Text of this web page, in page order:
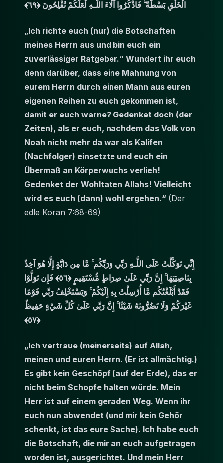
الْخَلْقِ بَسْطَةً ۖ فَاذْكُرُوا آلَاءَ اللَّـهِ لَعَلَّكُمْ تُفْلِحُونَ ﴿٦٩﴾
„Ich richte euch (nur) die Botschaften
meines Herrn aus und bin euch ein
zuverlässiger Ratgeber.“ Wundert ihr euch
denn darüber, dass eine Mahnung von
eurem Herrn durch einen Mann aus euren
eigenen Reihen zu euch gekommen ist,
damit er euch warne? Gedenket doch (der
Zeiten), als er euch, nachdem das Volk von
Noah nicht mehr da war als Kalifen
(Nachfolger) einsetzte und euch ein
Übermaß an Körperwuchs verlieh!
Gedenket der Wohltaten Allahs! Vielleicht
wird es euch (dann) wohl ergehen.“ (Der
edle Koran 7:68-69)
إِنِّي تَوَكَّلْتُ عَلَى اللَّـهِ رَبِّي وَرَبِّكُم ۚ مَّا مِن دَابَّةٍ إِلَّا هُوَ آخِذٌ
بِنَاصِيَتِهَا ۚ إِنَّ رَبِّي عَلَىٰ صِرَاطٍ مُّسْتَقِيمٍ ﴿٥٦﴾ فَإِن تَوَلَّوْا
فَقَدْ أَبْلَغْتُكُم مَّا أُرْسِلْتُ بِهِ إِلَيْكُمْ ۚ وَيَسْتَخْلِفُ رَبِّي قَوْمًا
غَيْرَكُمْ وَلَا تَضُرُّونَهُ شَيْئًا ۚ إِنَّ رَبِّي عَلَىٰ كُلِّ شَيْءٍ حَفِيظٌ
﴿٥٧﴾
„Ich vertraue (meinerseits) auf Allah,
meinen und euren Herrn. (Er ist allmächtig.)
Es gibt kein Geschöpf (auf der Erde), das er
nicht beim Schopfe halten würde. Mein
Herr ist auf einem geraden Weg. Wenn ihr
euch nun abwendet (und mir kein Gehör
schenkt, ist das eure Sache). Ich habe euch
die Botschaft, die mir an euch aufgetragen
worden ist, ausgerichtet. Und mein Herr